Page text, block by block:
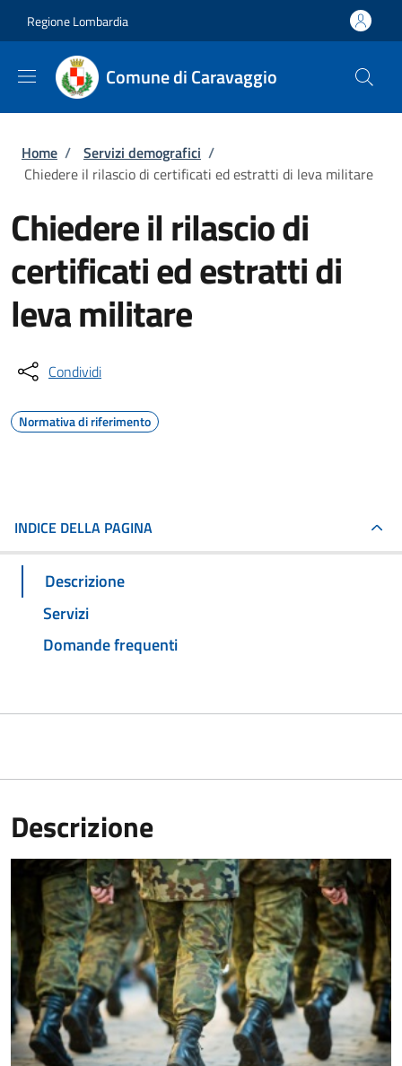
Regione Lombardia
Comune di Caravaggio
Briciole di pane
Home / Servizi demografici /
Chiedere il rilascio di certificati ed estratti di leva militare
Chiedere il rilascio di
certificati ed estratti di
leva militare
Condividi
Normativa di riferimento
INDICE DELLA PAGINA
Descrizione
Servizi
Domande frequenti
Descrizione